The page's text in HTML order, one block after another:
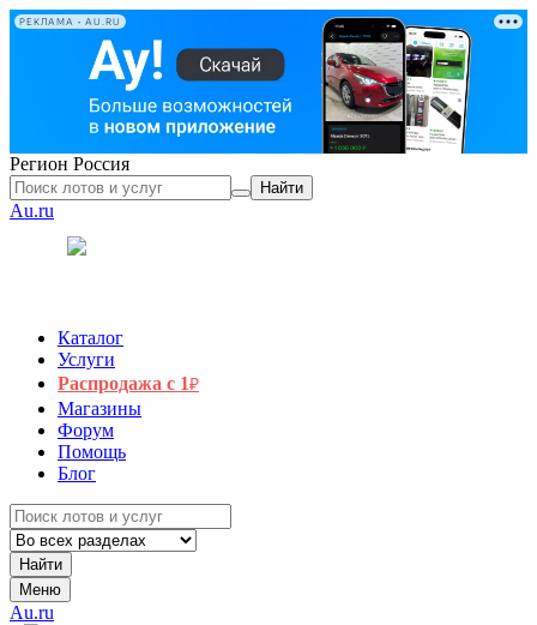
РЕКЛАМА • AU.RU
Регион Россия
Найти
Au.ru
Каталог
Услуги
Распродажа с 1₽
Магазины
Форум
Помощь
Блог
Найти
Меню
Au.ru